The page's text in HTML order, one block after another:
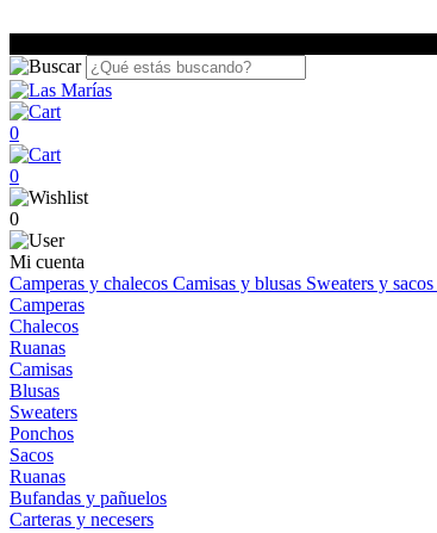
0
0
0
Mi cuenta
Camperas y chalecos Camisas y blusas Sweaters y sacos
Camperas
Chalecos
Ruanas
Camisas
Blusas
Sweaters
Ponchos
Sacos
Ruanas
Bufandas y pañuelos
Carteras y necesers